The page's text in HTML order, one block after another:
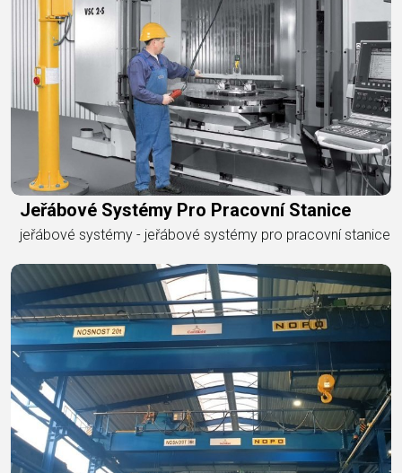
Jeřábové Systémy Pro Pracovní Stanice
jeřábové systémy - jeřábové systémy pro pracovní stanice